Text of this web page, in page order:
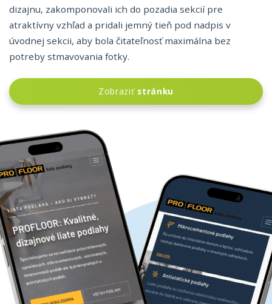
dizajnu, zakomponovali ich do pozadia sekcií pre
atraktívny vzhľad a pridali jemný tieň pod nadpis v
úvodnej sekcii, aby bola čitateľnosť maximálna bez
potreby stmavovania fotky.
Zobraziť stránku